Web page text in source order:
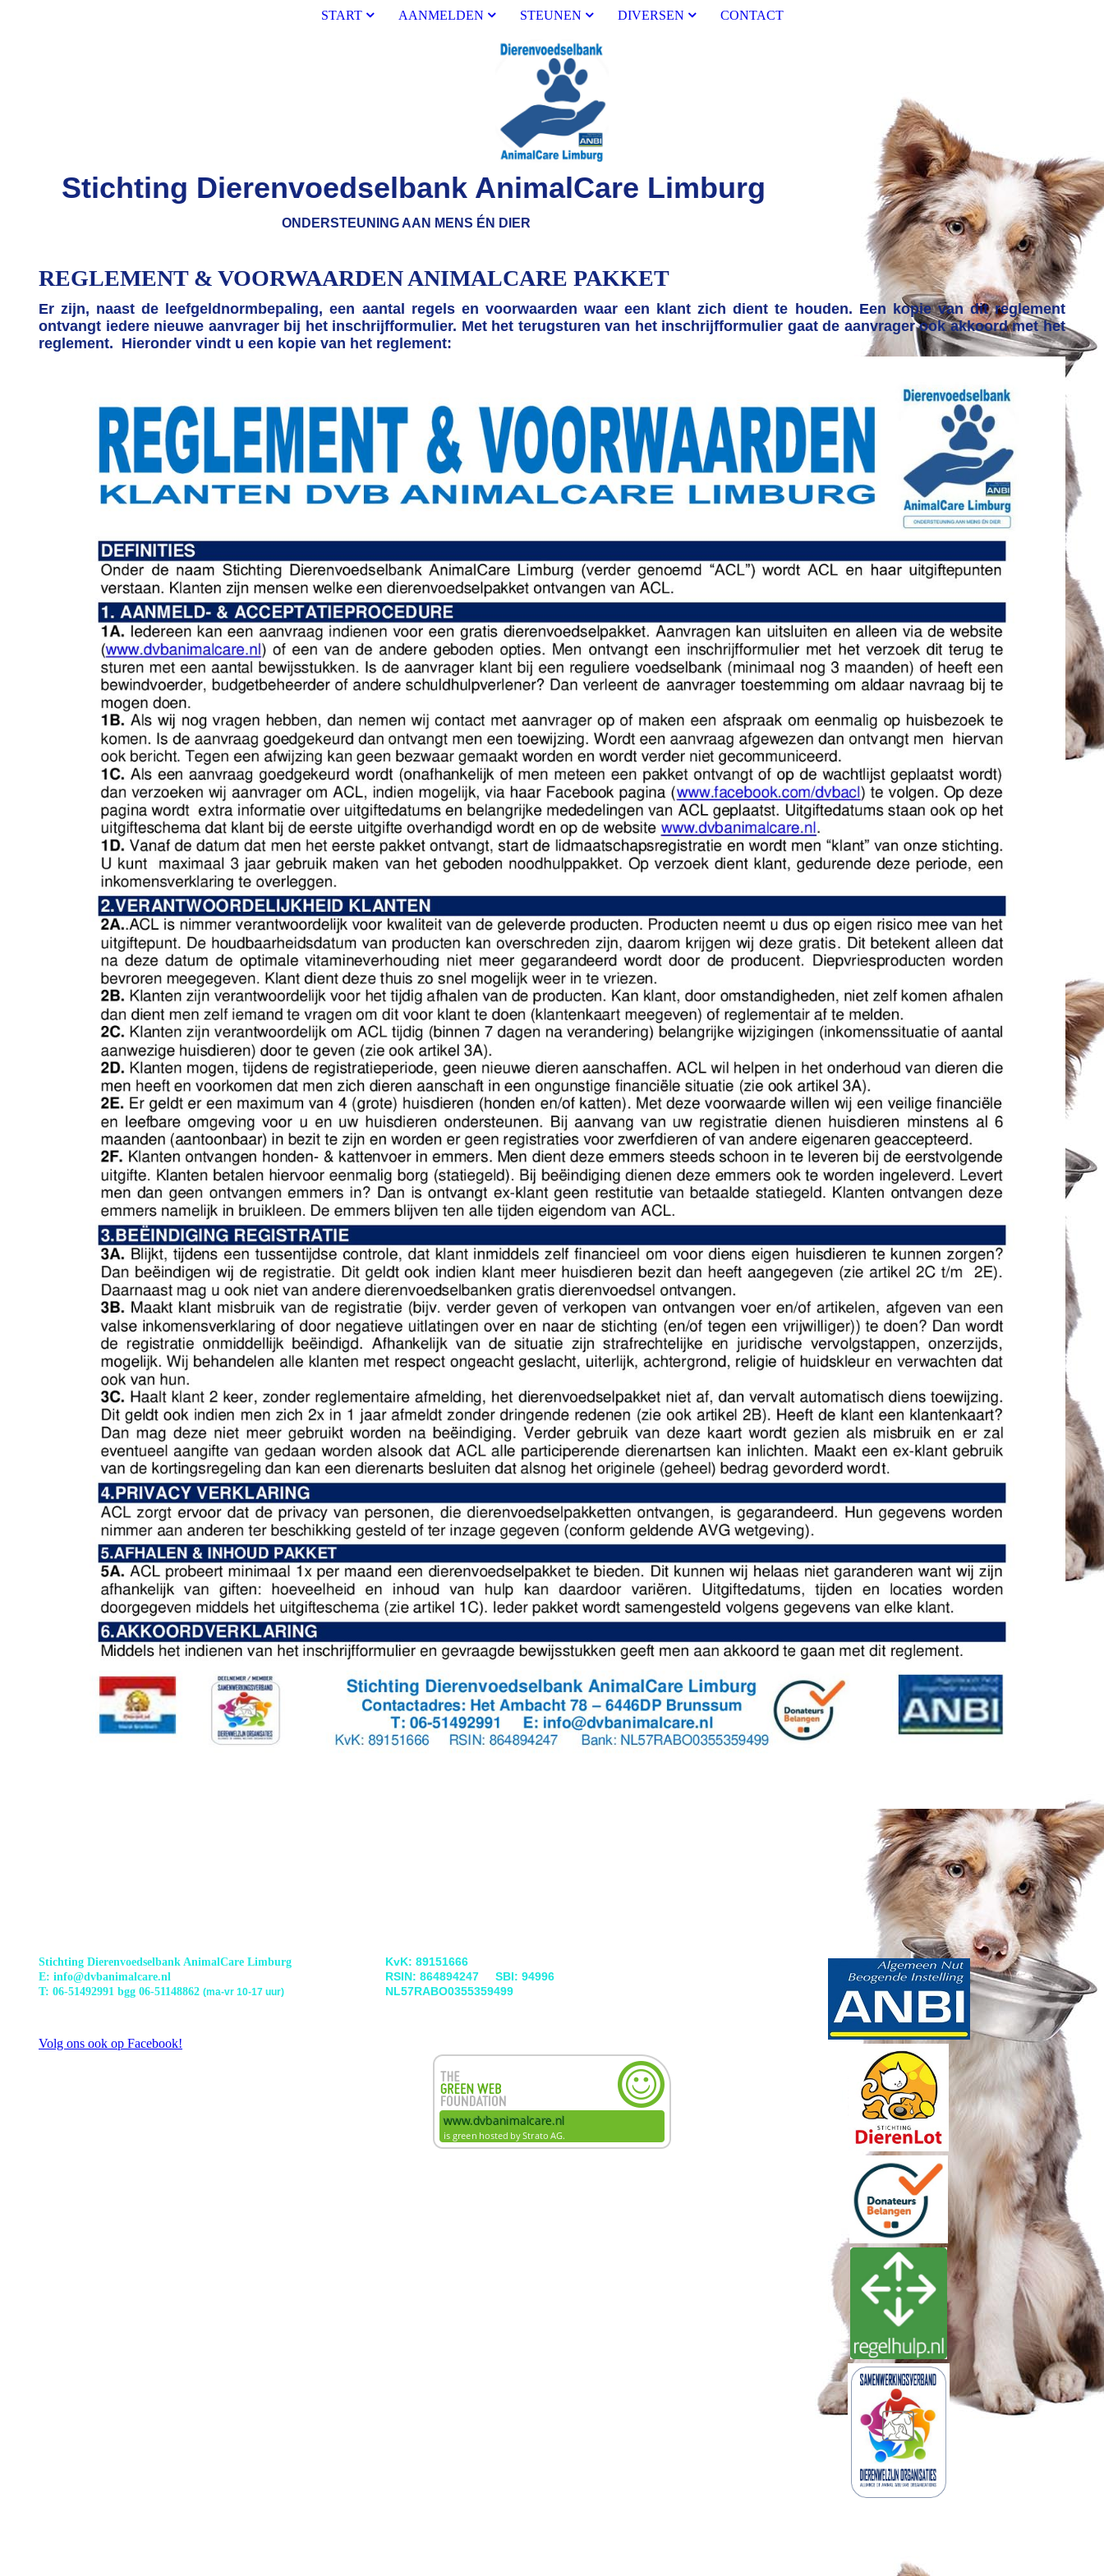
START AANMELDEN STEUNEN DIVERSEN CONTACT
Stichting Dierenvoedselbank AnimalCare Limburg
ONDERSTEUNING AAN MENS ÉN DIER
REGLEMENT & VOORWAARDEN ANIMALCARE PAKKET
Er zijn, naast de leefgeldnormbepaling, een aantal regels en voorwaarden waar een klant zich dient te houden. Een kopie van dit reglement
ontvangt iedere nieuwe aanvrager bij het inschrijfformulier. Met het terugsturen van het inschrijfformulier gaat de aanvrager ook akkoord met het
reglement. Hieronder vindt u een kopie van het reglement:
Stichting Dierenvoedselbank AnimalCare Limburg
E: info@dvbanimalcare.nl
T: 06-51492991 bgg 06-51148862 (ma-vr 10-17 uur)
Volg ons ook op Facebook!
KvK: 89151666
RSIN: 864894247 SBI: 94996
NL57RABO0355359499